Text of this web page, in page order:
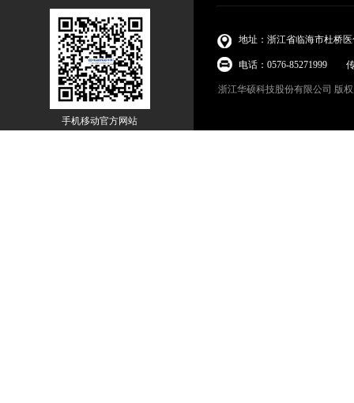
手机移动官方网站
地址：浙江省临海市杜桥
电话：0576-85271999 传
浙江华硕科技股份有限公司 版